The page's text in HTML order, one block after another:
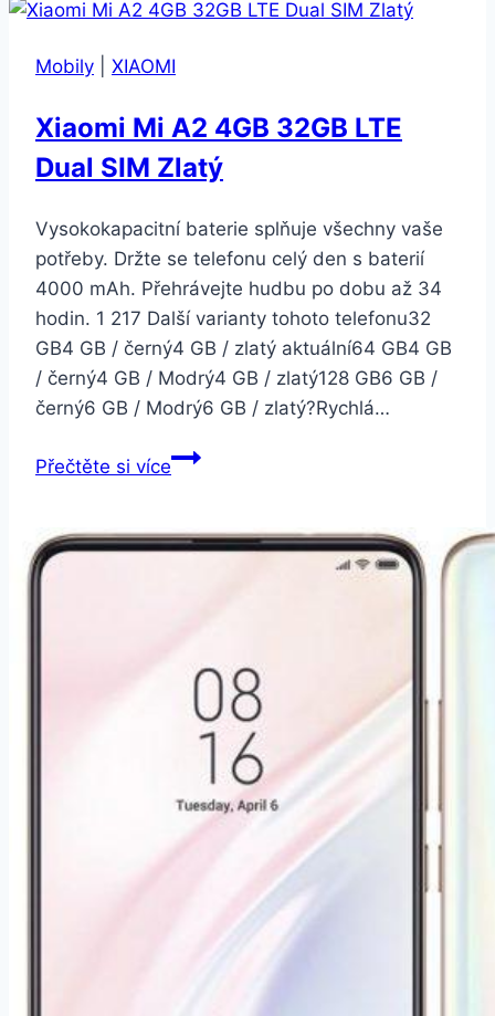
13
8GB/256GB
Teal
Mobily XIAOMI
Xiaomi Mi A2 4GB 32GB LTE
Dual SIM Zlatý
Vysokokapacitní baterie splňuje všechny vaše
potřeby. Držte se telefonu celý den s baterií
4000 mAh. Přehrávejte hudbu po dobu až 34
hodin. 1 217 Další varianty tohoto telefonu32
GB4 GB / černý4 GB / zlatý aktuální64 GB4 GB
/ černý4 GB / Modrý4 GB / zlatý128 GB6 GB /
černý6 GB / Modrý6 GB / zlatý?Rychlá…
Přečtěte si víceXiaomi
4GB
SIM